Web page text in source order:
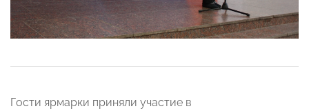
Гости ярмарки приняли участие в